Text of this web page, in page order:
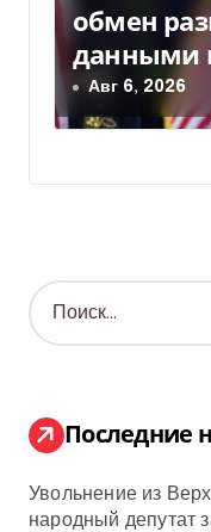
обмен
данными
США
Politico
Авг 6, 2026
Н
а
:
Последние
Увольнение из
народный депутат